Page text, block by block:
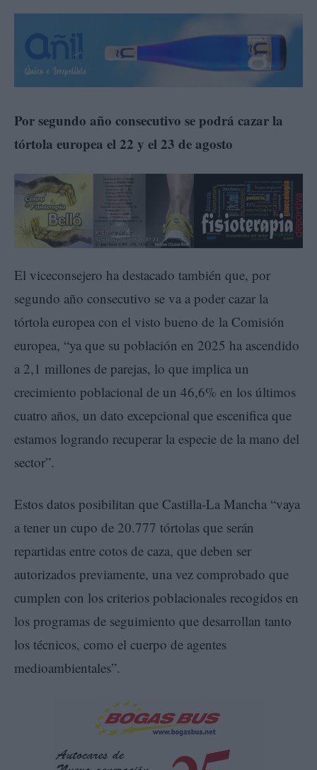
Por segundo año consecutivo se podrá cazar la
tórtola europea el 22 y el 23 de agosto
El viceconsejero ha destacado también que, por
segundo año consecutivo se va a poder cazar la
tórtola europea con el visto bueno de la Comisión
europea, “ya que su población en 2025 ha ascendido
a 2,1 millones de parejas, lo que implica un
crecimiento poblacional de un 46,6% en los últimos
cuatro años, un dato excepcional que escenifica que
estamos logrando recuperar la especie de la mano del
sector”.
Estos datos posibilitan que Castilla-La Mancha “vaya
a tener un cupo de 20.777 tórtolas que serán
repartidas entre cotos de caza, que deben ser
autorizados previamente, una vez comprobado que
cumplen con los criterios poblacionales recogidos en
los programas de seguimiento que desarrollan tanto
los técnicos, como el cuerpo de agentes
medioambientales”.